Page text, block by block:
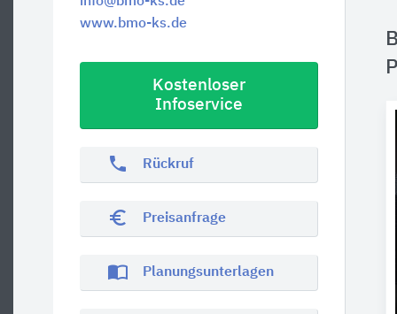
www.bmo-ks.de
Kostenloser
Infoservice
phone Rückruf
euro_symbol Preisanfrage
import_contacts Planungsunterlagen